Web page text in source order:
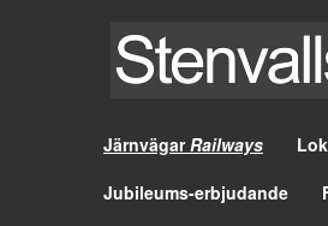
JärnvägarRailways
Jubileums-erbjudande